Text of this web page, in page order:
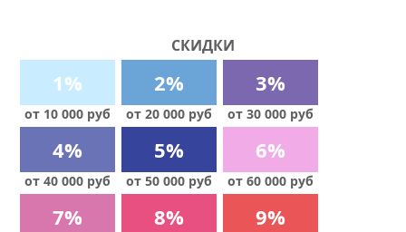
СКИДКИ
1%
от 10 000 руб
2%
от 20 000 руб
3%
от 30 000 руб
4%
от 40 000 руб
5%
от 50 000 руб
6%
от 60 000 руб
7% 8% 9%